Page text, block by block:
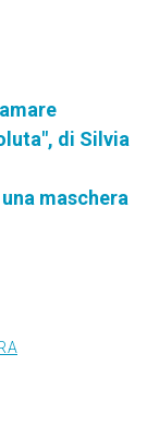
di Silvia
maschera